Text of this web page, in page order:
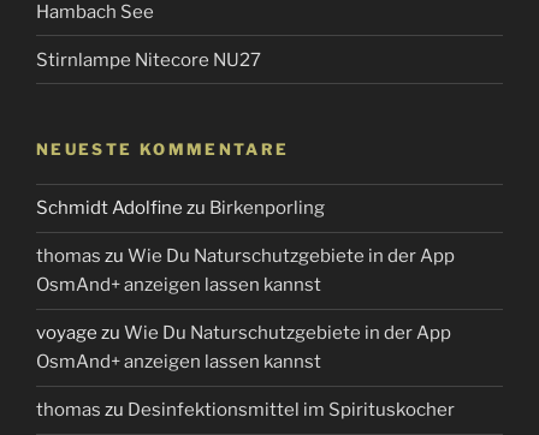
Hambach See
Stirnlampe Nitecore NU27
NEUESTE KOMMENTARE
Schmidt Adolfine zu Birkenporling
thomas zu Wie Du Naturschutzgebiete in der App
OsmAnd+ anzeigen lassen kannst
voyage zu Wie Du Naturschutzgebiete in der App
OsmAnd+ anzeigen lassen kannst
thomas zu Desinfektionsmittel im Spirituskocher